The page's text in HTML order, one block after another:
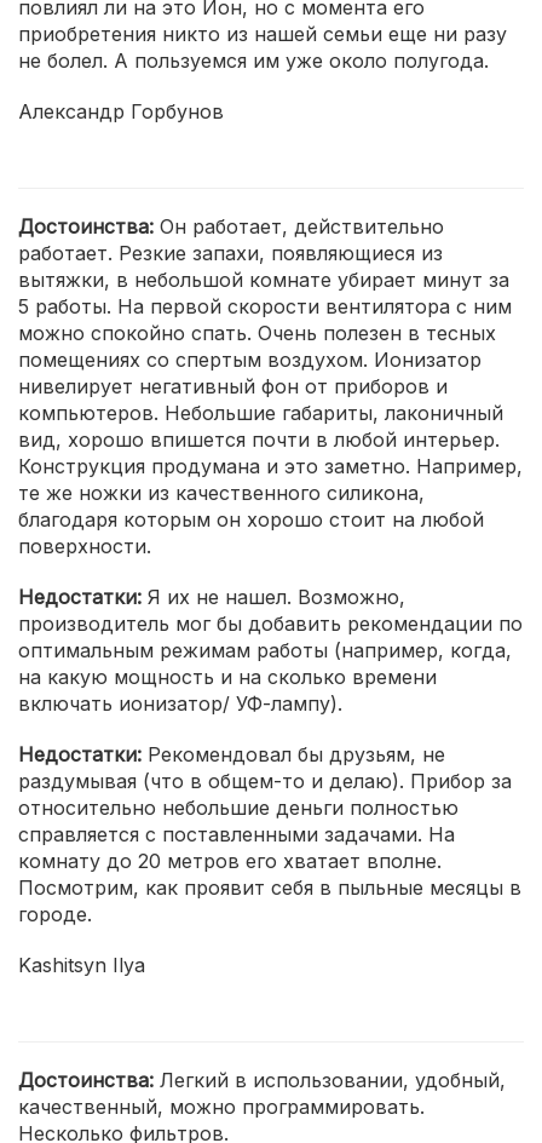
повлиял ли на это Ион, но с момента его
приобретения никто из нашей семьи еще ни разу
не болел. А пользуемся им уже около полугода.
Александр Горбунов
Достоинства: Он работает, действительно
работает. Резкие запахи, появляющиеся из
вытяжки, в небольшой комнате убирает минут за
5 работы. На первой скорости вентилятора с ним
можно спокойно спать. Очень полезен в тесных
помещениях со спертым воздухом. Ионизатор
нивелирует негативный фон от приборов и
компьютеров. Небольшие габариты, лаконичный
вид, хорошо впишется почти в любой интерьер.
Конструкция продумана и это заметно. Например,
те же ножки из качественного силикона,
благодаря которым он хорошо стоит на любой
поверхности.
Недостатки: Я их не нашел. Возможно,
производитель мог бы добавить рекомендации по
оптимальным режимам работы (например, когда,
на какую мощность и на сколько времени
включать ионизатор/ УФ-лампу).
Недостатки: Рекомендовал бы друзьям, не
раздумывая (что в общем-то и делаю). Прибор за
относительно небольшие деньги полностью
справляется с поставленными задачами. На
комнату до 20 метров его хватает вполне.
Посмотрим, как проявит себя в пыльные месяцы в
городе.
Kashitsyn Ilya
Достоинства: Легкий в использовании, удобный,
качественный, можно программировать.
Несколько фильтров.